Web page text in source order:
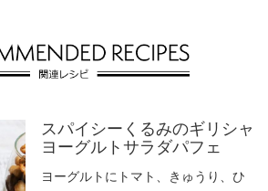
スパイシーくるみのギリシャ
ヨーグルトサラダパフェ
ヨーグルトにトマト、きゅうり、ひ